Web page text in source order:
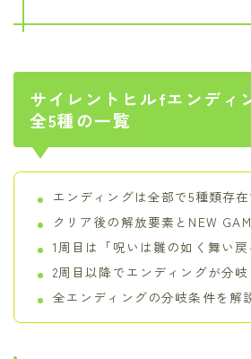
サイレントヒルfエンディ
全5種の一覧
エンディングは全部で5種類存在
クリア後の解放要素とNEW
1周目は「呪いは雛の如く舞い
2周目以降でエンディングが分岐
全エンディングの分岐条件を解